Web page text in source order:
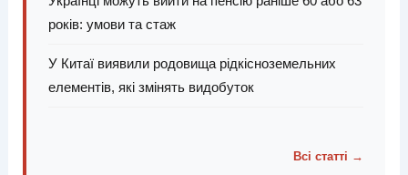
років: умови та стаж
У Китаї виявили родовища рідкісноземельних
елементів, які змінять видобуток
Всі статті →